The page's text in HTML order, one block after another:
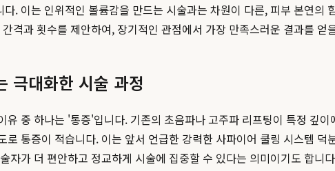
. 이는 인위적인 볼륨감을 만드는 시술과는 차원이 다른, 피부 본연의
격과 횟수를 제안하여, 장기적인 관점에서 가장 만족스러운 결과를 얻
극대화한 시술 과정
유 중 하나는 '통증'입니다. 기존의 초음파나 고주파 리프팅이 특정 깊
로 통증이 적습니다. 이는 앞서 언급한 강력한 사파이어 쿨링 시스템
자가 더 편안하고 정교하게 시술에 집중할 수 있다는 의미이기도 합